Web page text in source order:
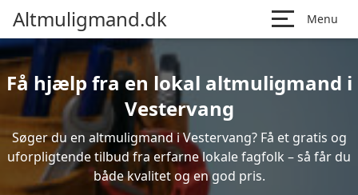
Altmuligmand.dk Menu
Få hjælp fra en lokal altmuligmand i
Vestervang
Søger du en altmuligmand i Vestervang? Få et gratis og
uforpligtende tilbud fra erfarne lokale fagfolk – så får du
både kvalitet og en god pris.